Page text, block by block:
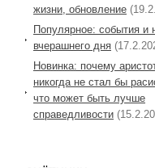
жизни, обновление
Популярное: события и
вчерашнего дня
Новинка: почему
никогда не стал бы
что может быть лучше
справедливости